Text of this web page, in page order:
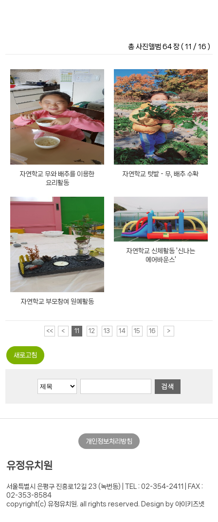
총 사진앨범 64 장 ( 11 / 16 )
자연학교 무와 배추를 이용한
요리활동
자연학교 텃밭 - 무, 배추 수확
자연학교 부모참여 원예활동
자연학교 신체활동 '신나는
에어바운스'
<< < 11 12 13 14 15 16 >
새로고침
개인정보처리방침
유정유치원
서울특별시 은평구 진흥로12길 23 (녹번동) |
TEL : 02-354-2411 | FAX :
02-353-8584
copyright(c) 유정유치원. all rights reserved.
Design by 아이키즈넷